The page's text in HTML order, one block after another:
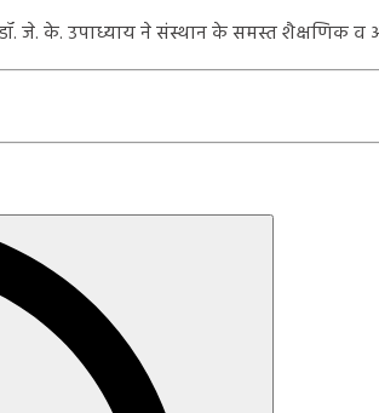
डॉ. जे. के. उपाध्याय ने संस्थान के समस्त